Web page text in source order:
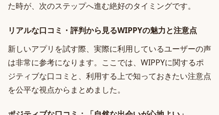
た時が、次のステップへ進む絶好のタイミングです。
リアルな口コミ・評判から見るWIPPYの魅力と注意点
新しいアプリを試す際、実際に利用しているユーザーの声
は非常に参考になります。ここでは、WIPPYに関するポ
ジティブな口コミと、利用する上で知っておきたい注意点
を公平な視点からまとめました。